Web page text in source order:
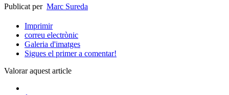
Publicat per Marc Sureda
Imprimir
correu electrònic
Galeria d'imatges
Sigues el primer a comentar!
Valorar aquest article